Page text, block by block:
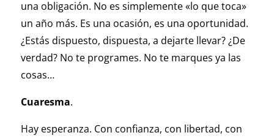
una obligación. No es simplemente «lo que toca»
un año más. Es una ocasión, es una oportunidad.
¿Estás dispuesto, dispuesta, a dejarte llevar? ¿De
verdad? No te programes. No te marques ya las
cosas…
Cuaresma.
Hay esperanza. Con confianza, con libertad, con